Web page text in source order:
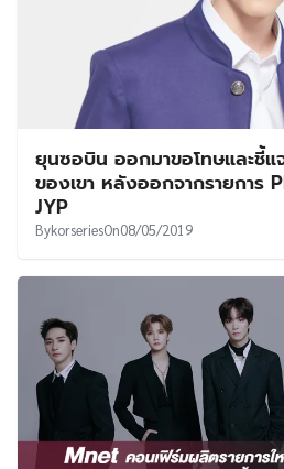
ยุนซอบิน ออกมาขอโทษและชี้แ
ของเขา หลังออกจากรายการ
JYP
BykorseriesOn08/05/2019